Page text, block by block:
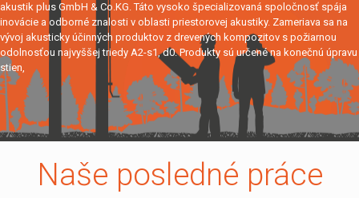
akustik plus GmbH & Co.KG. Táto vysoko špecializovaná spoločnosť spája
inovácie a odborné znalosti v oblasti priestorovej akustiky. Zameriava sa na
vývoj akusticky účinných produktov z drevených kompozitov s požiarnou
odolnosťou najvyššej triedy A2-s1, d0. Produkty sú určené na konečnú úpravu
stien,
Naše posledné práce